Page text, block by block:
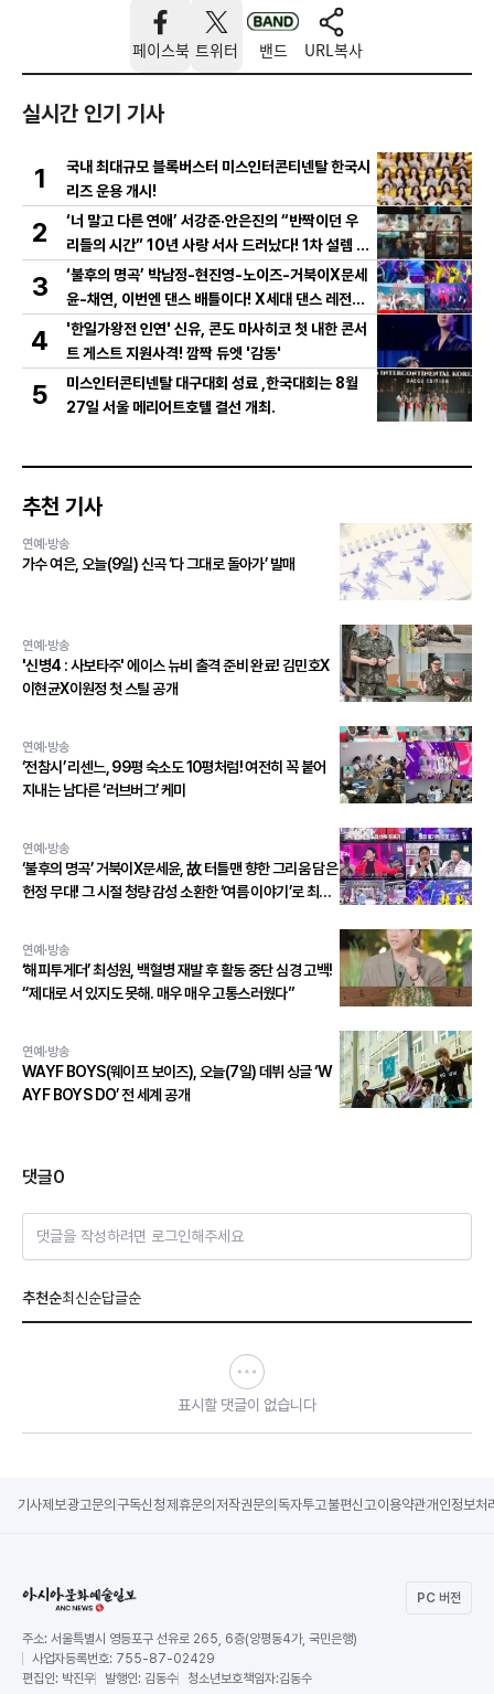
페이스북 트위터 밴드 URL복사
실시간 인기 기사
1
국내 최대규모 블록버스터 미스인터콘티넨탈 한국시
리즈 운용 개시!
2
‘너 말고 다른 연애’ 서강준·안은진의 “반짝이던 우
리들의 시간” 10년 사랑 서사 드러났다! 1차 설렘 티
저 영상 공개!
3
‘불후의 명곡’ 박남정-현진영-노이즈-거북이X문세
윤-채연, 이번엔 댄스 배틀이다! X세대 댄스 레전드
총출동! 댄스 본능 깨운다!
4
'한일가왕전 인연' 신유, 콘도 마사히코 첫 내한 콘서
트 게스트 지원사격! 깜짝 듀엣 '감동'
5
미스인터콘티넨탈 대구대회 성료 ,한국대회는 8월
27일 서울 메리어트호텔 결선 개최.
추천 기사
연예·방송
가수 여은, 오늘(9일) 신곡 ‘다 그대로 돌아가’ 발매
연예·방송
'신병4 : 사보타주' 에이스 뉴비 출격 준비 완료! 김민호X
이현균X이원정 첫 스틸 공개
연예·방송
‘전참시’ 리센느, 99평 숙소도 10평처럼! 여전히 꼭 붙어
지내는 남다른 ‘러브버그’ 케미
연예·방송
‘불후의 명곡’ 거북이X문세윤, 故 터틀맨 향한 그리움 담은
헌정 무대! 그 시절 청량 감성 소환한 ‘여름 이야기’로 최종
연예·방송
‘해피투게더’ 최성원, 백혈병 재발 후 활동 중단 심경 고백!
“제대로 서 있지도 못해. 매우 매우 고통스러웠다”
연예·방송
WAYF BOYS(웨이프 보이즈), 오늘(7일) 데뷔 싱글 ‘W
AYF BOYS DO’ 전 세계 공개
댓글0
댓글을 작성하려면 로그인해주세요
추천순최신순답글순
표시할 댓글이 없습니다
기사제보광고문의 구독신청제휴문의 저작권문의 독자투고불편신고이용약관개인정보처
PC 버전
주소: 서울특별시 영등포구 선유로 265, 6층(양평동4가, 국민은행)
사업자등록번호: 755-87-02429
편집인: 박진우 발행인: 김동수 청소년보호책임자:김동수